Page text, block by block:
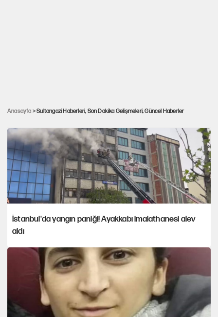
Anasayfa > Sultangazi Haberleri, Son Dakika Gelişmeleri, Güncel Haberler
kesintisi yaşanacak
İstanbul'da yangın paniği! Ayakkabı imalathanesi alev
aldı